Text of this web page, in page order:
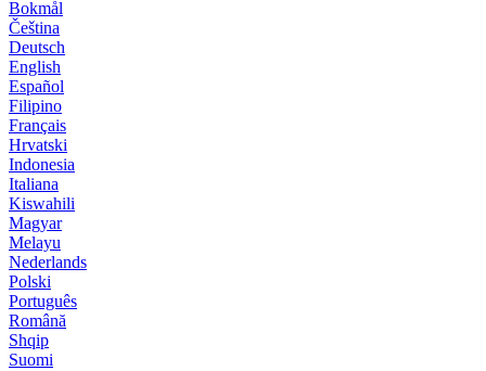
Bokmål
Čeština
Deutsch
English
Español
Filipino
Français
Hrvatski
Indonesia
Italiana
Kiswahili
Magyar
Melayu
Nederlands
Polski
Português
Română
Shqip
Suomi